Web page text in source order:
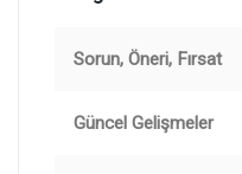
Sorun, Öneri, Fırsat
Güncel Gelişmeler